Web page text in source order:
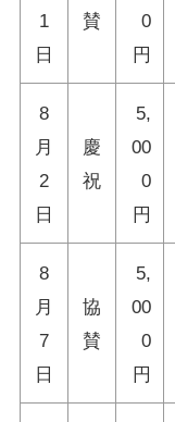
1
日
賛
0
円
8
月
2
日
慶
祝
5,
00
0
円
8
月
7
日
協
賛
5,
00
0
円